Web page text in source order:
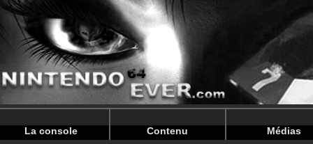
Warning: Undefined array key "HTTP_REFERER" in /
Warning: Undefined array key "HTTP_REFERER" in /
La console Contenu Médias